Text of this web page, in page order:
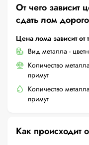
От чего зависит
сдать лом
Цена лома зависит от
Вид металла -
Количество
примут
Количество
примут
Как происходит